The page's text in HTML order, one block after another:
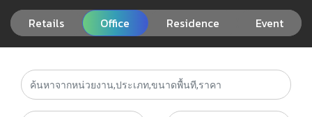
Retails Office Residence Event